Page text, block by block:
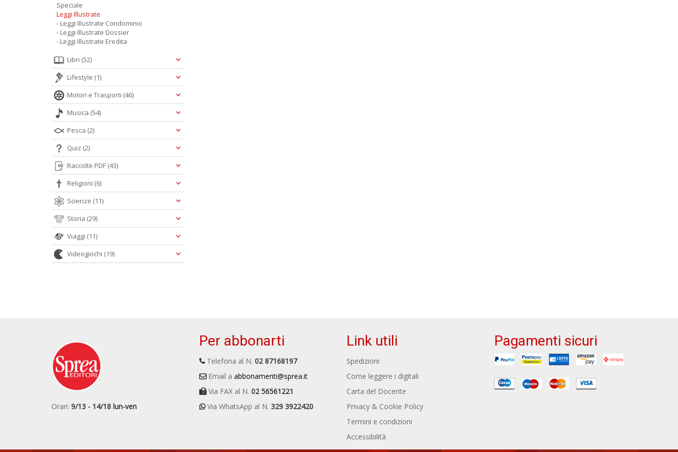
Speciale
Leggi Illustrate
- Leggi Illustrate Condominio
- Leggi Illustrate Dossier
- Leggi Illustrate Eredita
Libri (52)
Lifestyle (1)
Motori e Trasporti (46)
Musica (54)
Pesca (2)
Quiz (2)
Raccolte PDF (43)
Religioni (6)
Scienze (11)
Storia (29)
Viaggi (11)
Videogiochi (19)
Orari: 9/13 - 14/18 lun-ven
Per abbonarti
Telefona al N. 02 87168197
Email a abbonamenti@sprea.it
Via FAX al N. 02 56561221
Via WhatsApp al N. 329 3922420
Link utili
Spedizioni
Come leggere i digitali
Carta del Docente
Privacy & Cookie Policy
Termini e condizioni
Accessibilità
Pagamenti sicuri